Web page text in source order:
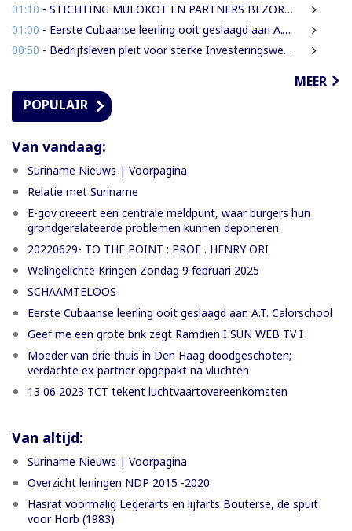
01:10 - STICHTING MULOKOT EN PARTNERS BEZORGD OVER VOORGENOMEN AFKONDIGING 5-KILOMETER-STRAALWET
01:00 - Eerste Cubaanse leerling ooit geslaagd aan A.T. Calorschool
00:50 - Bedrijfsleven pleit voor sterke Investeringswet en onafhankelijke SITA
MEER
POPULAIR
Van vandaag:
Suriname Nieuws | Voorpagina
Relatie met Suriname
E-gov creeert een centrale meldpunt, waar burgers hun
grondgerelateerde problemen kunnen deponeren
20220629- TO THE POINT : PROF . HENRY ORI
Welingelichte Kringen Zondag 9 februari 2025
SCHAAMTELOOS
Eerste Cubaanse leerling ooit geslaagd aan A.T. Calorschool
Geef me een grote brik zegt Ramdien I SUN WEB TV I
Moeder van drie thuis in Den Haag doodgeschoten;
verdachte ex-partner opgepakt na vluchten
13 06 2023 TCT tekent luchtvaartovereenkomsten
Van altijd:
Suriname Nieuws | Voorpagina
Overzicht leningen NDP 2015 -2020
Hasrat voormalig Legerarts en lijfarts Bouterse, de spuit
voor Horb (1983)